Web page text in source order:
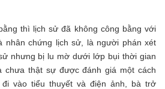
thì lịch sử đã không công bằng với
nhân chứng lịch sử, là người phán xét
nhưng bị lu mờ dưới lớp bụi thời gian
chưa thật sự được đánh giá một cách
vào tiểu thuyết và điện ảnh, bà trở